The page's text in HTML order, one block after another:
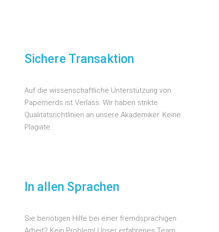
Sichere Transaktion
Auf die wissenschaftliche Unterstützung von
Papernerds ist Verlass. Wir haben strikte
Qualitätsrichtlinien an unsere Akademiker. Keine
Plagiate.
In allen Sprachen
Sie benötigen Hilfe bei einer fremdsprachigen